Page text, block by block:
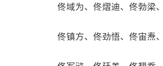
佟域为、佟熠迪、佟勃梁
佟镇方、佟劲悟、佟宙焘